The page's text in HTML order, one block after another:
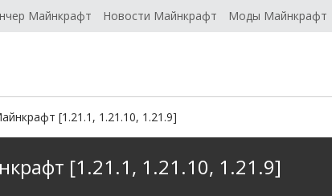
Майнкрафт Новости Майнкрафт Моды Майнкрафт
[1.21.1, 1.21.10, 1.21.9]
[1.21.1, 1.21.10, 1.21.9]